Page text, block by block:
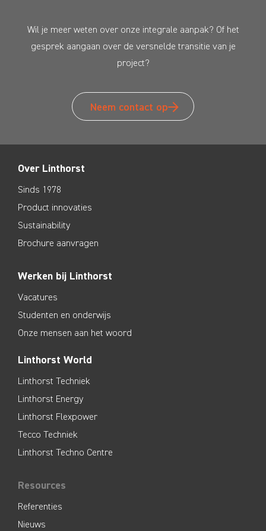
Wil je meer weten over onze integrale aanpak? Of het
gesprek aangaan over de versnelde transitie van je
project?
Neem contact op
Over Linthorst
Sinds 1978
Product innovaties
Sustainability
Brochure aanvragen
Werken bij Linthorst
Vacatures
Studenten en onderwijs
Onze mensen aan het woord
Linthorst World
Linthorst Techniek
Linthorst Energy
Linthorst Flexpower
Tecco Techniek
Linthorst Techno Centre
Resources
Referenties
Nieuws